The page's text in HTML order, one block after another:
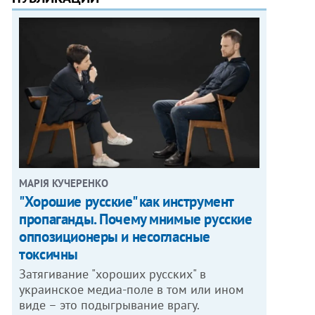
МАРІЯ КУЧЕРЕНКО
"Хорошие русские" как инструмент
пропаганды. Почему мнимые русские
оппозиционеры и несогласные
токсичны
Затягивание "хороших русских" в
украинское медиа-поле в том или ином
виде – это подыгрывание врагу.